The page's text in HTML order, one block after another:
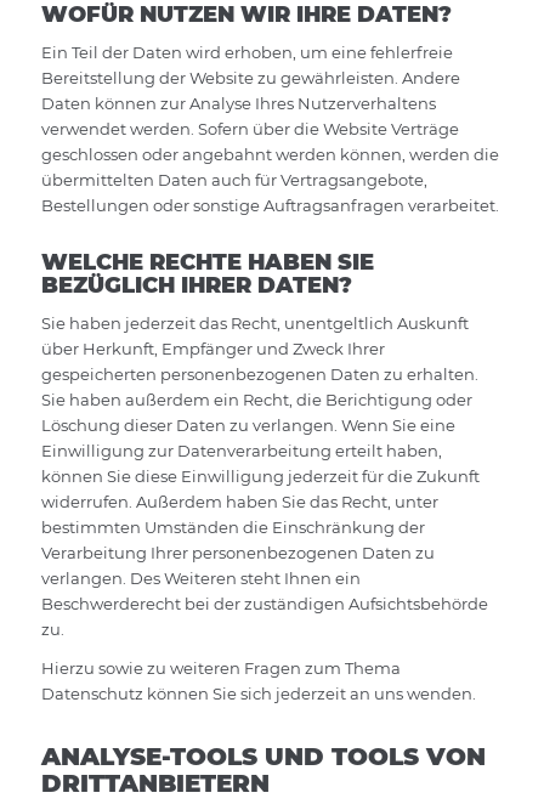
WOFÜR NUTZEN WIR IHRE DATEN?
Ein Teil der Daten wird erhoben, um eine fehlerfreie
Bereitstellung der Website zu gewährleisten. Andere
Daten können zur Analyse Ihres Nutzerverhaltens
verwendet werden. Sofern über die Website Verträge
geschlossen oder angebahnt werden können, werden die
übermittelten Daten auch für Vertragsangebote,
Bestellungen oder sonstige Auftragsanfragen verarbeitet.
WELCHE RECHTE HABEN SIE
BEZÜGLICH IHRER DATEN?
Sie haben jederzeit das Recht, unentgeltlich Auskunft
über Herkunft, Empfänger und Zweck Ihrer
gespeicherten personenbezogenen Daten zu erhalten.
Sie haben außerdem ein Recht, die Berichtigung oder
Löschung dieser Daten zu verlangen. Wenn Sie eine
Einwilligung zur Datenverarbeitung erteilt haben,
können Sie diese Einwilligung jederzeit für die Zukunft
widerrufen. Außerdem haben Sie das Recht, unter
bestimmten Umständen die Einschränkung der
Verarbeitung Ihrer personenbezogenen Daten zu
verlangen. Des Weiteren steht Ihnen ein
Beschwerderecht bei der zuständigen Aufsichtsbehörde
zu.
Hierzu sowie zu weiteren Fragen zum Thema
Datenschutz können Sie sich jederzeit an uns wenden.
ANALYSE-TOOLS UND TOOLS VON
DRITT­ANBIETERN